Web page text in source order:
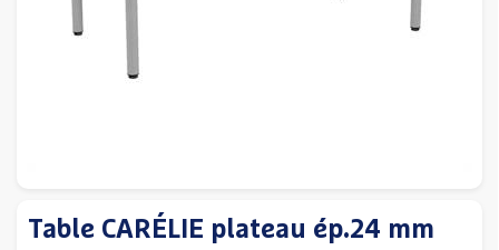
Table CARÉLIE plateau ép.24 mm